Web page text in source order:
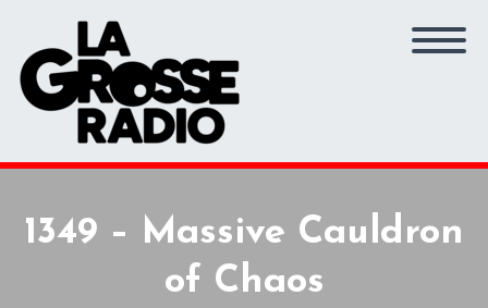
1349 – Massive Cauldron
of Chaos